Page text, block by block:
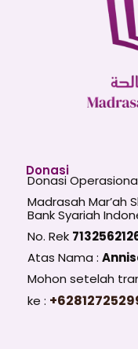
Donasi
Donasi
Madrasah Mar’ah
Bank Syariah
No. Rek
Atas Nama :
Mohon setelah
ke :